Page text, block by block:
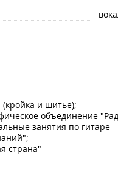
и шитье);
объединение
занятия по гитаре
страна"